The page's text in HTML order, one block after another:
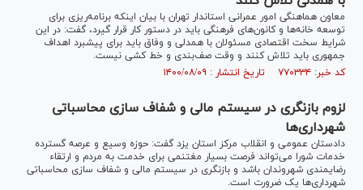
معاون هماهنگی امور عمرانی استاندار تهران با بیان اینکه برنامه‌ریزی برای
توسعه خانه‌ها و کانون‌های فرهنگی باید در دستور کار قرار گیرد، گفت: در این
شرایط سخت اقتصادی مسئولان با همدلی و وفاق باید برای پیشبرد اهداف
جمهوری باید تلاش کنند و وقت صف‌بندی و خط کشی نیست.
کد خبر: ۷۷۰۳۳۴ تاریخ انتشار : ۱۴۰۰/۰۸/۰۹
لزوم بازنگری در سیستم مالی و شفاف سازی محاسباتی
شهرداری‌ها
دادستان عمومی و انقلاب مرکز استان یزد گفت: حوزه وسیع و عرصه گسترده
خدمات شورا می‌تواند فرصت بسیار مغتنمی برای خدمت به مردم و ارتقاء
رضایمندی شهروندان باشد و بازنگری در سیستم مالی و شفاف سازی محاسباتی
شهرداری‌ها یک ضرورت است.